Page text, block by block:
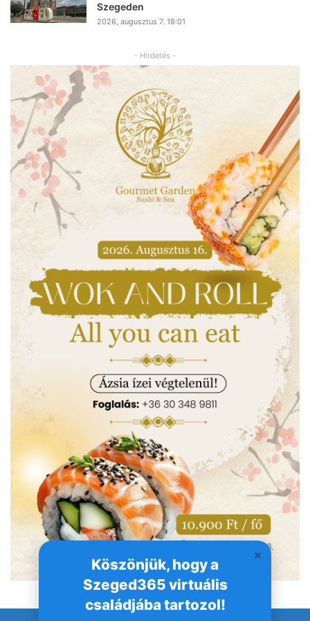
Köszönjük, hogy a
Szeged365 virtuális
családjába tartozol!
Szegeden
2026, augusztus 7. 18:01
- Hirdetés -